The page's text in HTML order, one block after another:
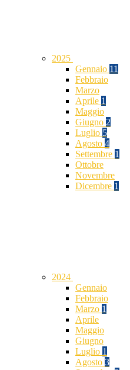
2025
Gennaio 11
Febbraio
Marzo
Aprile 1
Maggio
Giugno 2
Luglio 5
Agosto 4
Settembre 1
Ottobre
Novembre
Dicembre 1
2024
Gennaio
Febbraio
Marzo 1
Aprile
Maggio
Giugno
Luglio 1
Agosto 3